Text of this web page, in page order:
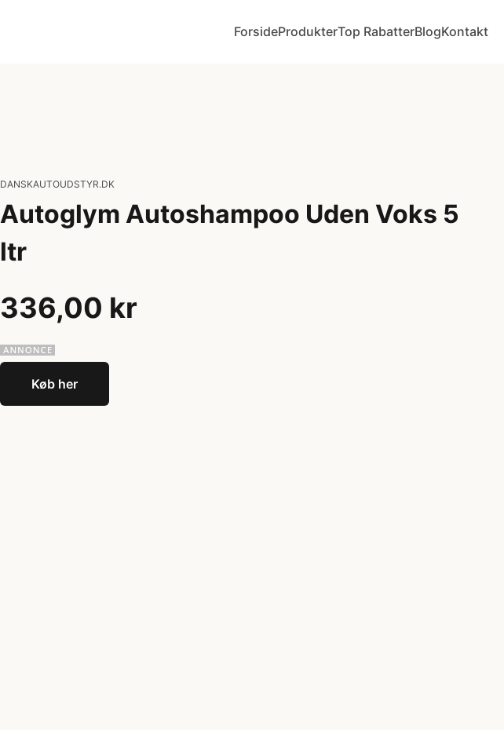
ForsideProdukterTop RabatterBlogKontakt
DANSKAUTOUDSTYR.DK
Autoglym Autoshampoo Uden Voks 5
ltr
336,00 kr
Køb her